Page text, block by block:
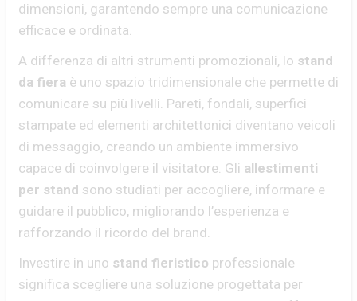
dimensioni, garantendo sempre una comunicazione
efficace e ordinata.
A differenza di altri strumenti promozionali, lo stand
da fieraè uno spazio tridimensionale che permette di
comunicare su più livelli. Pareti, fondali, superfici
stampate ed elementi architettonici diventano veicoli
di messaggio, creando un ambiente immersivo
capace di coinvolgere il visitatore. Gli allestimenti
per stand sono studiati per accogliere, informare e
guidare il pubblico, migliorando l’esperienza e
rafforzando il ricordo del brand.
Investire in uno stand fieristico professionale
significa scegliere una soluzione progettata per